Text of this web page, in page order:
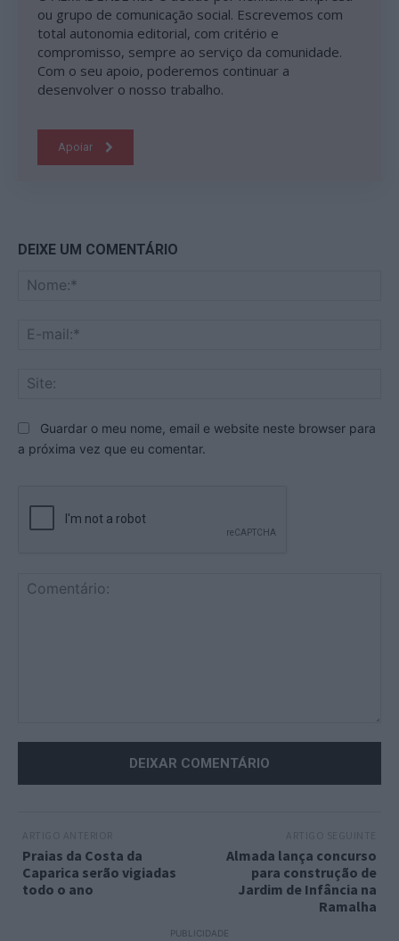
ou grupo de comunicação social. Escrevemos com
total autonomia editorial, com critério e
compromisso, sempre ao serviço da comunidade.
Com o seu apoio, poderemos continuar a
desenvolver o nosso trabalho.
Apoiar
DEIXE UM COMENTÁRIO
Guardar o meu nome, email e website neste browser para
a próxima vez que eu comentar.
Praias da Costa da
Caparica serão vigiadas
todo o ano
Almada lança concurso
para construção de
Jardim de Infância na
Ramalha
PUBLICIDADE